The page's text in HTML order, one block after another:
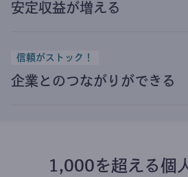
安定収益が増える
信頼がストック！
企業とのつながりができる
1,000を超える個